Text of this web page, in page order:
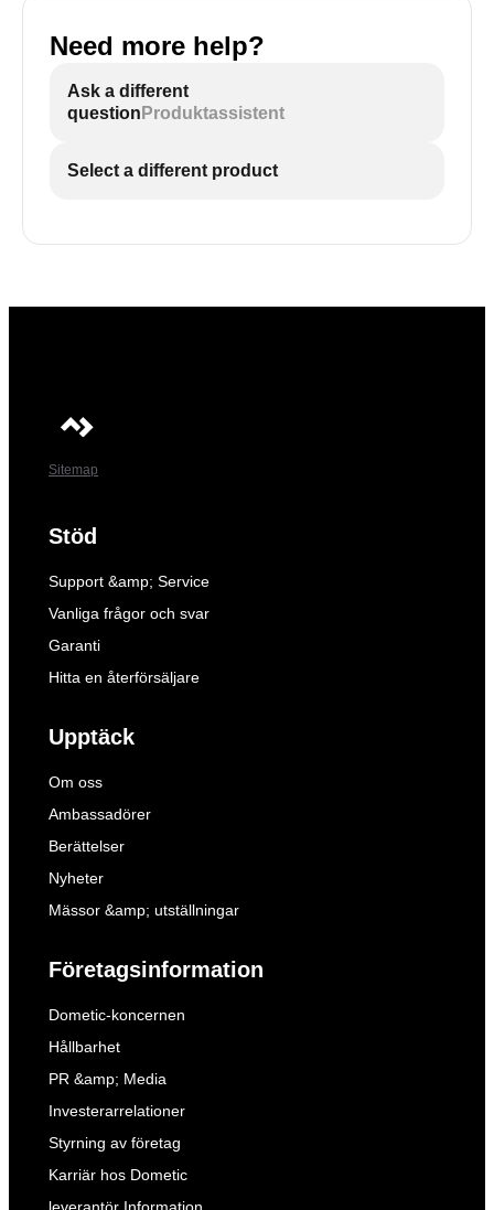
Need more help?
Ask a different
question Produktassistent
Select a different product
Sitemap
Stöd
Support &amp; Service
Vanliga frågor och svar
Garanti
Hitta en återförsäljare
Upptäck
Om oss
Ambassadörer
Berättelser
Nyheter
Mässor &amp; utställningar
Företagsinformation
Dometic-koncernen
Hållbarhet
PR &amp; Media
Investerarrelationer
Styrning av företag
Karriär hos Dometic